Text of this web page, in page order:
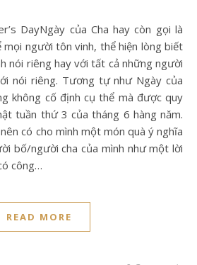
mọi người tôn vinh, thể hiện lòng biết
nói riêng hay với tất cả những người
nói riêng. Tương tự như Ngày của
không cố định cụ thể mà được quy
tuần thứ 3 của tháng 6 hàng năm.
có cho mình một món quà ý nghĩa
bố/người cha của mình như một lời
công…
READ MORE